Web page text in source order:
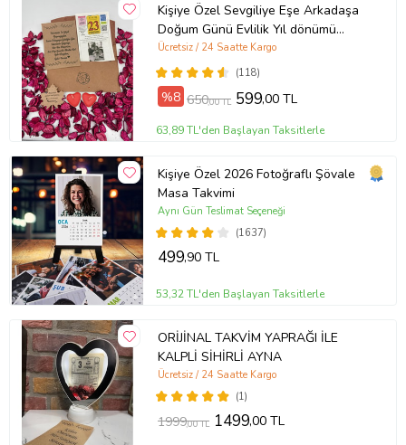
Kişiye Özel Sevgiliye Eşe Arkadaşa
Doğum Günü Evlilik Yıl dönümü
Fotoğraflı Hediye Takvim Yaprağı
NOSTALJİK ZARFLI
(118)
Ücretsiz / 24 Saatte Kargo
%8 650,00 TL 599,00 TL
63,89 TL'den Başlayan Taksitlerle
Kişiye Özel 2026 Fotoğraflı Şövale
Masa Takvimi
(1637)
Aynı Gün Teslimat Seçeneği
499,90 TL
53,32 TL'den Başlayan Taksitlerle
ORİJİNAL TAKVİM YAPRAĞI İLE
KALPLİ SİHİRLİ AYNA
(1)
Ücretsiz / 24 Saatte Kargo
1999,00 TL 1499,00 TL